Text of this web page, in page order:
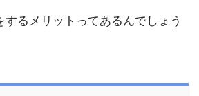
するメリットってあるんでしょう